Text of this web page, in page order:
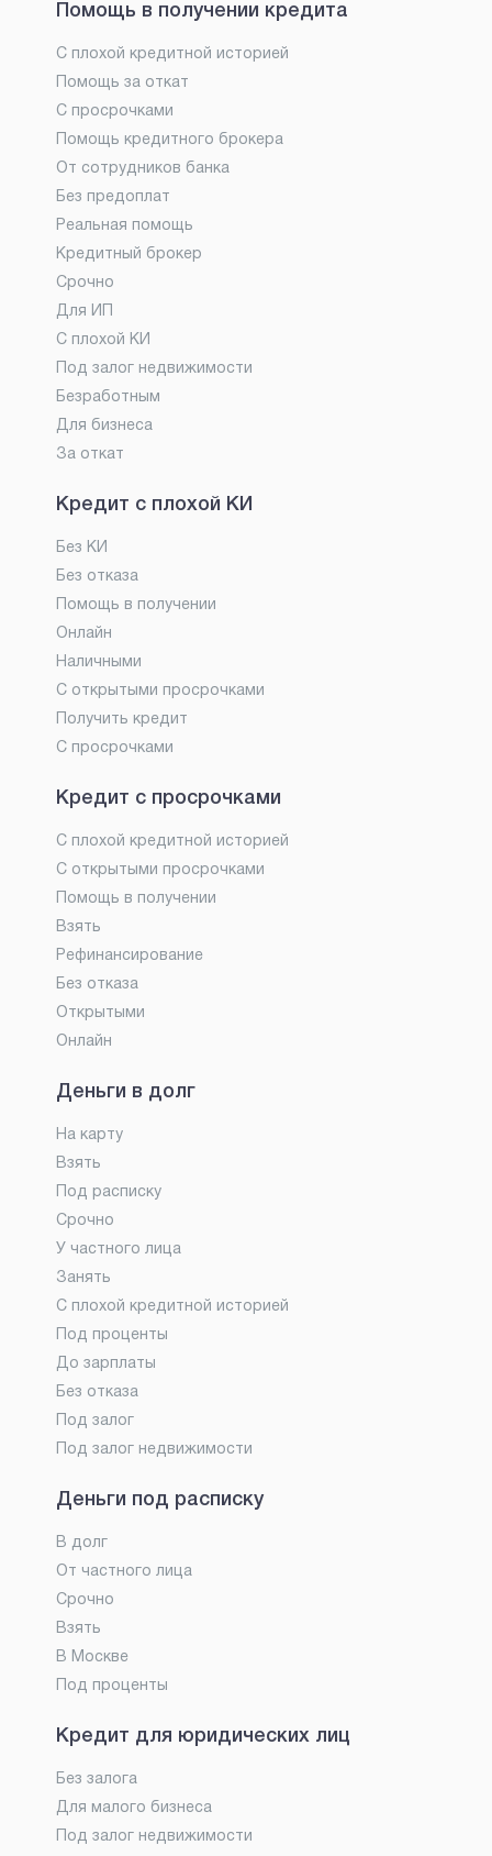
Помощь в получении кредита
С плохой кредитной историей
Помощь за откат
С просрочками
Помощь кредитного брокера
От сотрудников банка
Без предоплат
Реальная помощь
Кредитный брокер
Срочно
Для ИП
С плохой КИ
Под залог недвижимости
Безработным
Для бизнеса
За откат
Кредит с плохой КИ
Без КИ
Без отказа
Помощь в получении
Онлайн
Наличными
С открытыми просрочками
Получить кредит
С просрочками
Кредит с просрочками
С плохой кредитной историей
С открытыми просрочками
Помощь в получении
Взять
Рефинансирование
Без отказа
Открытыми
Онлайн
Деньги в долг
На карту
Взять
Под расписку
Срочно
У частного лица
Занять
С плохой кредитной историей
Под проценты
До зарплаты
Без отказа
Под залог
Под залог недвижимости
Деньги под расписку
В долг
От частного лица
Срочно
Взять
В Москве
Под проценты
Кредит для юридических лиц
Без залога
Для малого бизнеса
Под залог недвижимости